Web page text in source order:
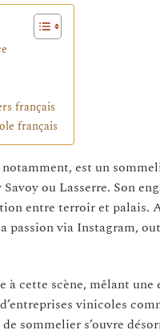
français
français
est un
ou Lasserre. Son
entre terroir et palais.
passion via Instagram,
cette scène, mêlant une
vinicoles
sommelier s’ouvre